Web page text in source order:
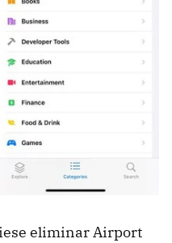
eliminar Airport